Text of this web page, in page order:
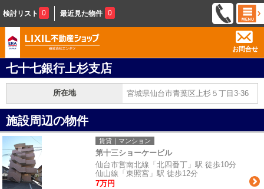
検討リスト 0 最近見た物件 0
お問合せ
七十七銀行上杉支店
所在地 宮城県仙台市青葉区上杉５丁目3-36
施設周辺の物件
賃貸｜マンション
第十三ショーケービル
仙台市営南北線「北四番丁」駅 徒歩10分
仙山線「東照宮」駅 徒歩12分
7万円